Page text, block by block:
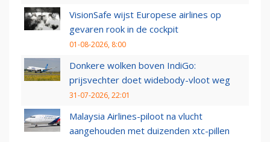
VisionSafe wijst Europese airlines op
gevaren rook in de cockpit
01-08-2026, 8:00
Donkere wolken boven IndiGo:
prijsvechter doet widebody-vloot weg
31-07-2026, 22:01
Malaysia Airlines-piloot na vlucht
aangehouden met duizenden xtc-pillen